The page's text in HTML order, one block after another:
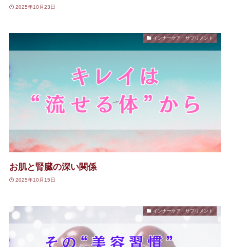
2025年10月23日
インナーケア・サプリメント
お肌と腎臓の深い関係
2025年10月15日
インナーケア・サプリメント